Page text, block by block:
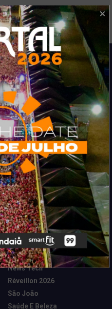
entretenimento na região de
exclusivas e muito mais.
Marketing E Negócios
Música
News Tech
Réveillon 2026
São João
Saúde E Beleza